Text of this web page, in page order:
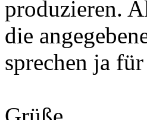
produzieren.
die
sprechen ja